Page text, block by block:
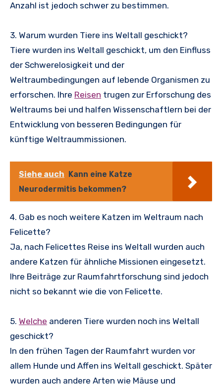
Anzahl ist jedoch schwer zu bestimmen.
3. Warum wurden Tiere ins Weltall geschickt?
Tiere wurden ins Weltall geschickt, um den Einfluss
der Schwerelosigkeit und der
Weltraumbedingungen auf lebende Organismen zu
erforschen. Ihre Reisen trugen zur Erforschung des
Weltraums bei und halfen Wissenschaftlern bei der
Entwicklung von besseren Bedingungen für
künftige Weltraummissionen.
Siehe auch
Kann eine Katze
Neurodermitis bekommen?
4. Gab es noch weitere Katzen im Weltraum nach
Felicette?
Ja, nach Felicettes Reise ins Weltall wurden auch
andere Katzen für ähnliche Missionen eingesetzt.
Ihre Beiträge zur Raumfahrtforschung sind jedoch
nicht so bekannt wie die von Felicette.
5. Welche anderen Tiere wurden noch ins Weltall
geschickt?
In den frühen Tagen der Raumfahrt wurden vor
allem Hunde und Affen ins Weltall geschickt. Später
wurden auch andere Arten wie Mäuse und